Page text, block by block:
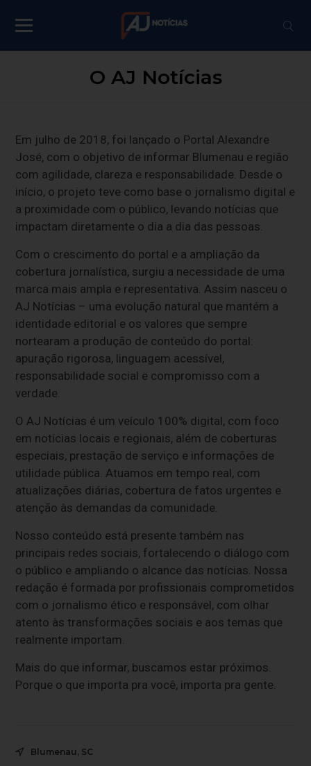
O AJ Notícias
Em julho de 2018, foi lançado o Portal Alexandre
José, com o objetivo de informar Blumenau e região
com agilidade, clareza e responsabilidade. Desde o
início, o projeto teve como base o jornalismo digital e
a proximidade com o público, levando notícias que
impactam diretamente o dia a dia das pessoas.
Com o crescimento do portal e a ampliação da
cobertura jornalística, surgiu a necessidade de uma
marca mais ampla e representativa. Assim nasceu o
AJ Notícias – uma evolução natural que mantém a
identidade editorial e os valores que sempre
nortearam a produção de conteúdo do portal:
apuração rigorosa, linguagem acessível,
responsabilidade social e compromisso com a
verdade.
O AJ Notícias é um veículo 100% digital, com foco
em notícias locais e regionais, além de coberturas
especiais, prestação de serviço e informações de
utilidade pública. Atuamos em tempo real, com
atualizações diárias, cobertura de fatos urgentes e
atenção às demandas da comunidade.
Nosso conteúdo está presente também nas
principais redes sociais, fortalecendo o diálogo com
o público e ampliando o alcance das notícias. Nossa
redação é formada por profissionais comprometidos
com o jornalismo ético e responsável, com olhar
atento às transformações sociais e aos temas que
realmente importam.
Mais do que informar, buscamos estar próximos.
Porque o que importa pra você, importa pra gente.
Blumenau, SC